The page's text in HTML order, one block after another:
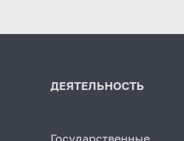
ДЕЯТЕЛЬНОСТЬ
Государственные